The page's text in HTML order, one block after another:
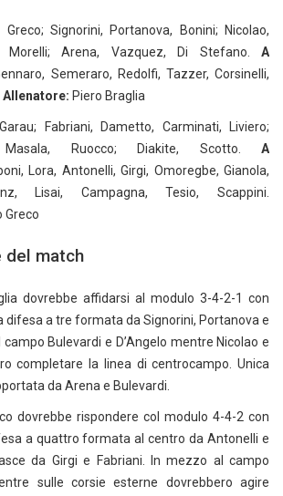
Greco; Signorini, Portanova, Bonini; Nicolao,
Morelli; Arena, Vazquez, Di Stefano. A
Semeraro, Redolfi, Tazzer, Corsinelli,
Allenatore: Piero Braglia
Garau; Fabriani, Dametto, Carminati, Liviero;
Ruocco; Diakite, Scotto. A
Lora, Antonelli, Girgi, Omoregbe, Gianola,
Lisai, Campagna, Tesio, Scappini.
Greco
del match
dovrebbe affidarsi al modulo 3-4-2-1 con
difesa a tre formata da Signorini, Portanova e
Bulevardi e D’Angelo mentre Nicolao e
completare la linea di centrocampo. Unica
da Arena e Bulevardi.
dovrebbe rispondere col modulo 4-4-2 con
a quattro formata al centro da Antonelli e
da Girgi e Fabriani. In mezzo al campo
sulle corsie esterne dovrebbero agire